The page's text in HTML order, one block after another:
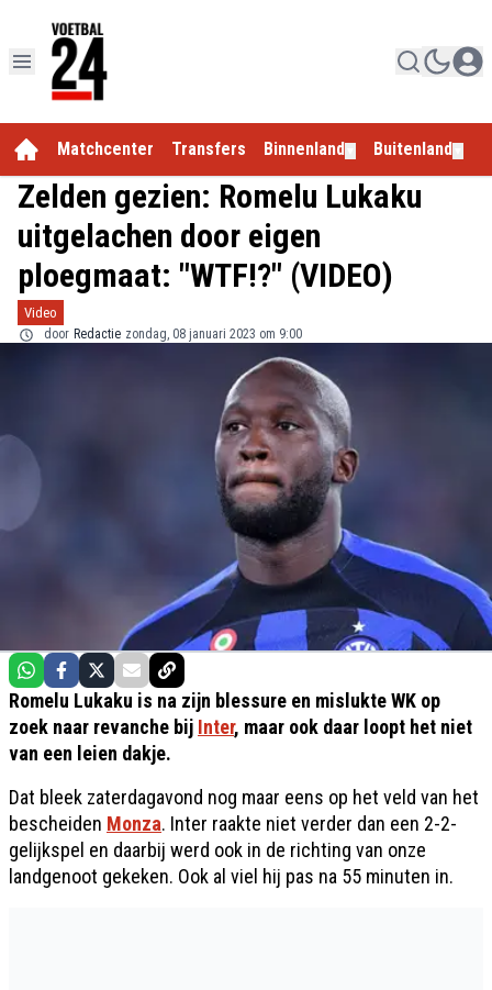
Matchcenter Transfers Binnenland Buitenland
Zelden gezien: Romelu Lukaku
uitgelachen door eigen
ploegmaat: "WTF!?" (VIDEO)
Video
door Redactie zondag, 08 januari 2023 om 9:00
Romelu Lukaku is na zijn blessure en mislukte WK op
zoek naar revanche bij Inter, maar ook daar loopt het niet
van een leien dakje.
Dat bleek zaterdagavond nog maar eens op het veld van het
bescheiden Monza. Inter raakte niet verder dan een 2-2-
gelijkspel en daarbij werd ook in de richting van onze
landgenoot gekeken. Ook al viel hij pas na 55 minuten in.